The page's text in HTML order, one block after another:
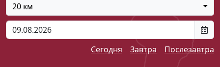
20 км
Сегодня Завтра Послезавтра